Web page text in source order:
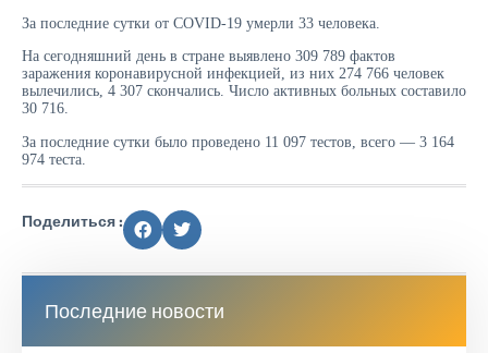
За последние сутки от COVID-19 умерли 33 человека.
На сегодняшний день в стране выявлено 309 789 фактов
заражения коронавирусной инфекцией, из них 274 766 человек
вылечились, 4 307 скончались. Число активных больных составило
30 716.
За последние сутки было проведено 11 097 тестов, всего — 3 164
974 теста.
Поделиться :
Последние новости